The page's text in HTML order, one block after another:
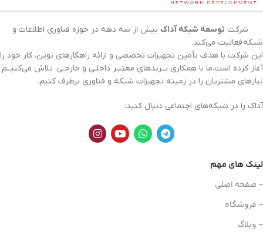
شرکت توسعه شبکه آداک بیش از سه دهه در حوزه فناوری اطلاعات و
شبکهفعالیت می‌کند.
این شرکت با هدف تأمین تجهیزات تخصصی و ارائه راهکارهای نوین، کار خود را
آغاز کرده است.ما با همکاری بــرندهای معتبـر داخلـی و خارجـی، تلاش می‌کنیــم
نیازهای مشتریان را در زمینه تجهیزات شبکه و فناوری برطرف کنیم.
آداک را در شبکه‌های اجتماعی دنبال کنید:
لینک های مهم
- صفحه اصلی
- فروشگاه
- وبلاگ